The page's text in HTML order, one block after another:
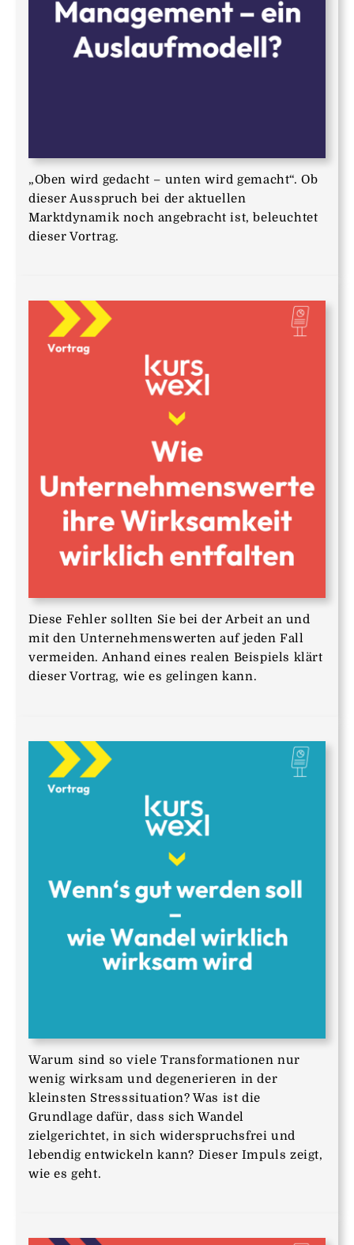
„Oben wird gedacht – unten wird gemacht“. Ob
dieser Ausspruch bei der aktuellen
Marktdynamik noch angebracht ist, beleuchtet
dieser Vortrag.
Diese Fehler sollten Sie bei der Arbeit an und
mit den Unternehmenswerten auf jeden Fall
vermeiden. Anhand eines realen Beispiels klärt
dieser Vortrag, wie es gelingen kann.
Warum sind so viele Transformationen nur
wenig wirksam und degenerieren in der
kleinsten Stresssituation? Was ist die
Grundlage dafür, dass sich Wandel
zielgerichtet, in sich widerspruchsfrei und
lebendig entwickeln kann? Dieser Impuls zeigt,
wie es geht.